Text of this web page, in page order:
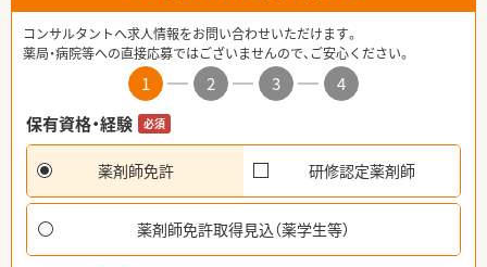
コンサルタントへ求人情報をお問い合わせいただけます。
薬局・病院等への直接応募ではございませんので、ご安心ください。
1 2 3
4
保有資格・経験
必須
薬剤師免許 研修認定薬剤師
薬剤師免許取得見込（薬学生等）